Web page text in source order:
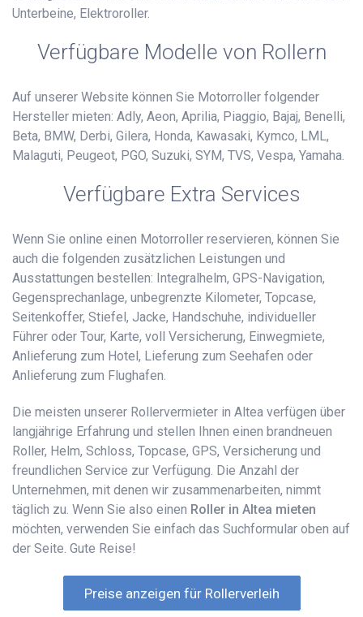
Unterbeine, Elektroroller.
Verfügbare Modelle von Rollern
Auf unserer Website können Sie Motorroller folgender
Hersteller mieten: Adly, Aeon, Aprilia, Piaggio, Bajaj, Benelli,
Beta, BMW, Derbi, Gilera, Honda, Kawasaki, Kymco, LML,
Malaguti, Peugeot, PGO, Suzuki, SYM, TVS, Vespa, Yamaha.
Verfügbare Extra Services
Wenn Sie online einen Motorroller reservieren, können Sie
auch die folgenden zusätzlichen Leistungen und
Ausstattungen bestellen: Integralhelm, GPS-Navigation,
Gegensprechanlage, unbegrenzte Kilometer, Topcase,
Seitenkoffer, Stiefel, Jacke, Handschuhe, individueller
Führer oder Tour, Karte, voll Versicherung, Einwegmiete,
Anlieferung zum Hotel, Lieferung zum Seehafen oder
Anlieferung zum Flughafen.
Die meisten unserer Rollervermieter in Altea verfügen über
langjährige Erfahrung und stellen Ihnen einen brandneuen
Roller, Helm, Schloss, Topcase, GPS, Versicherung und
freundlichen Service zur Verfügung. Die Anzahl der
Unternehmen, mit denen wir zusammenarbeiten, nimmt
täglich zu. Wenn Sie also einen Roller in Altea mieten
möchten, verwenden Sie einfach das Suchformular oben auf
der Seite. Gute Reise!
Preise anzeigen für Rollerverleih